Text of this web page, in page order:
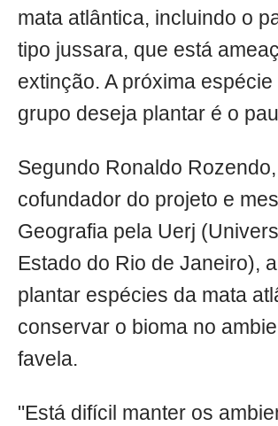
mata atlântica, incluindo o
tipo jussara, que está
extinção. A próxima espécie
grupo deseja plantar é o
Segundo Ronaldo Rozendo,
cofundador do projeto e
Geografia pela Uerj
Estado do Rio de Janeiro),
plantar espécies da mata
conservar o bioma no
favela.
"Está difícil manter os